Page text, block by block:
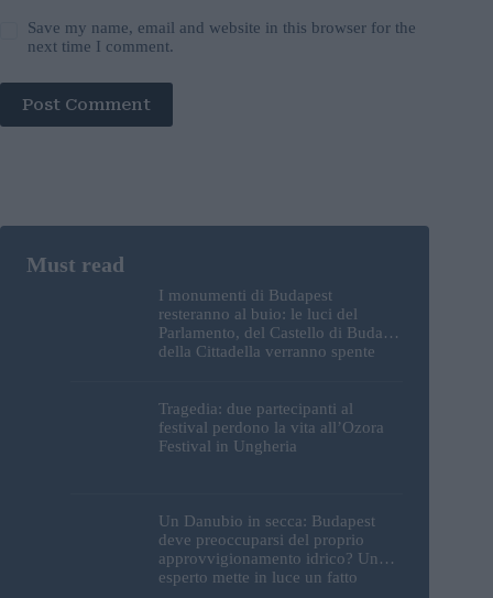
Save my name, email and website in this browser for the
next time I comment.
Post Comment
I monumenti di Budapest
resteranno al buio: le luci del
Parlamento, del Castello di Buda e
della Cittadella verranno spente
Tragedia: due partecipanti al
festival perdono la vita all’Ozora
Festival in Ungheria
Un Danubio in secca: Budapest
deve preoccuparsi del proprio
approvvigionamento idrico? Un
esperto mette in luce un fatto